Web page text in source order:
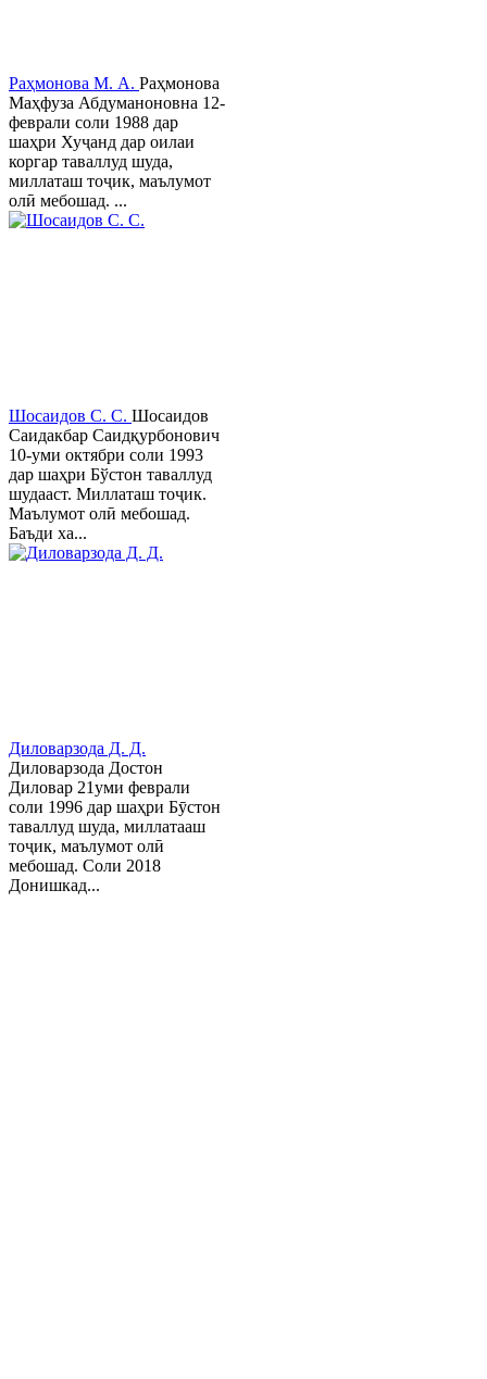
Раҳмонова М. А. Раҳмонова
Маҳфуза Абдуманоновна 12-
феврали соли 1988 дар
шаҳри Хуҷанд дар оилаи
коргар таваллуд шуда,
миллаташ тоҷик, маълумот
олӣ мебошад. ...
Шосаидов С. С. Шосаидов
Саидакбар Саидқурбонович
10-уми октябри соли 1993
дар шаҳри Бўстон таваллуд
шудааст. Миллаташ тоҷик.
Маълумот олӣ мебошад.
Баъди ха...
Диловарзода Д. Д.
Диловарзода Достон
Диловар 21уми феврали
соли 1996 дар шаҳри Бӯстон
таваллуд шуда, миллатааш
тоҷик, маълумот олӣ
мебошад. Соли 2018
Донишкад...